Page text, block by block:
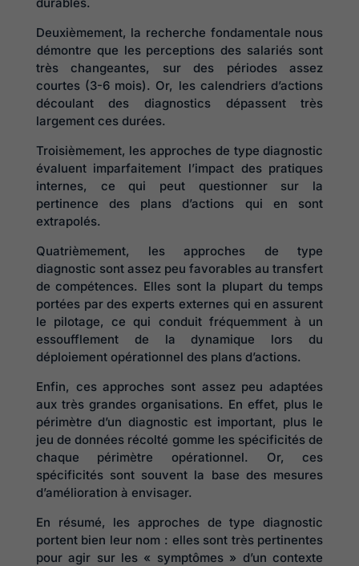
Deuxièmement, la recherche fondamentale nous
démontre que les perceptions des salariés sont
très changeantes, sur des périodes assez
courtes (3-6 mois). Or, les calendriers d’actions
découlant des diagnostics dépassent très
largement ces durées.
Troisièmement, les approches de type diagnostic
évaluent imparfaitement l’impact des pratiques
internes, ce qui peut questionner sur la
pertinence des plans d’actions qui en sont
extrapolés.
Quatrièmement, les approches de type
diagnostic sont assez peu favorables au transfert
de compétences. Elles sont la plupart du temps
portées par des experts externes qui en assurent
le pilotage, ce qui conduit fréquemment à un
essoufflement de la dynamique lors du
déploiement opérationnel des plans d’actions.
Enfin, ces approches sont assez peu adaptées
aux très grandes organisations. En effet, plus le
périmètre d’un diagnostic est important, plus le
jeu de données récolté gomme les spécificités de
chaque périmètre opérationnel. Or, ces
spécificités sont souvent la base des mesures
d’amélioration à envisager.
En résumé, les approches de type diagnostic
portent bien leur nom : elles sont très pertinentes
pour agir sur les « symptômes » d’un contexte